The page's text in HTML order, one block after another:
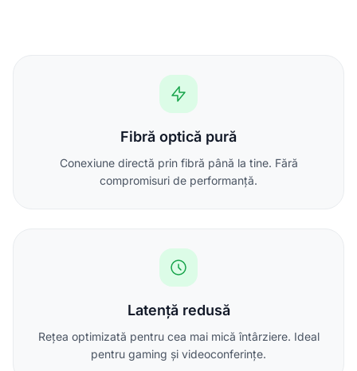
Fibră optică pură
Conexiune directă prin fibră până la tine. Fără
compromisuri de performanță.
Latență redusă
Rețea optimizată pentru cea mai mică întârziere. Ideal
pentru gaming și videoconferințe.